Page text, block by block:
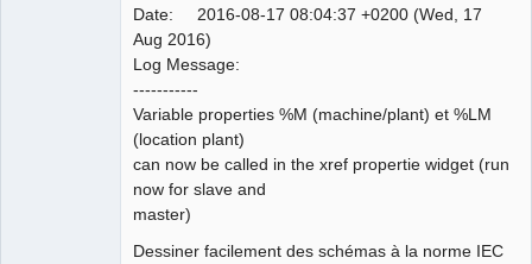
Date: 2016-08-17 08:04:37 +0200 (Wed, 17
Aug 2016)
Log Message:
-----------
Variable properties %M (machine/plant) et %LM
(location plant)
can now be called in the xref propertie widget (run
now for slave and
master)
Dessiner facilement des schémas à la norme IEC